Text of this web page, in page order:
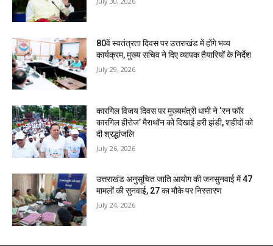
80वें स्वतंत्रता दिवस पर उत्तराखंड में होंगे भव्य
कार्यक्रम, मुख्य सचिव ने दिए व्यापक तैयारियों के निर्देश
July 29, 2026
कारगिल विजय दिवस पर मुख्यमंत्री धामी ने ‘रन फॉर
कारगिल हीरोज’ मैराथॉन को दिखाई हरी झंडी, शहीदों को
दी श्रद्धांजलि
July 26, 2026
उत्तराखंड अनुसूचित जाति आयोग की जनसुनवाई में 47
मामलों की सुनवाई, 27 का मौके पर निस्तारण
July 24, 2026